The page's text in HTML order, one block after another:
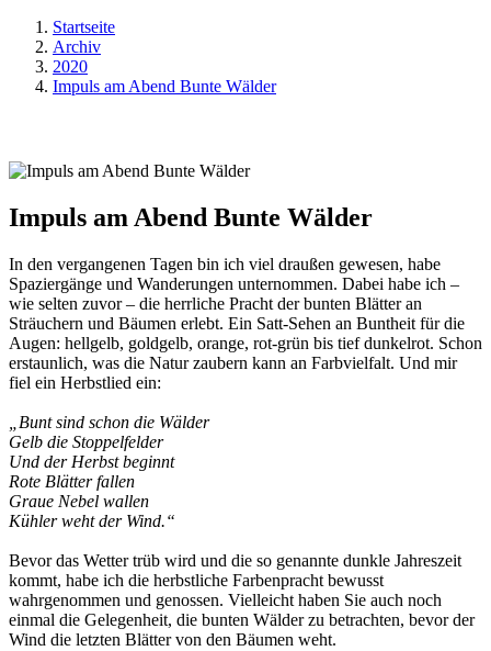
Startseite
Archiv
2020
Impuls am Abend Bunte Wälder
Impuls am Abend Bunte Wälder
In den vergangenen Tagen bin ich viel draußen gewesen, habe
Spaziergänge und Wanderungen unternommen. Dabei habe ich –
wie selten zuvor – die herrliche Pracht der bunten Blätter an
Sträuchern und Bäumen erlebt. Ein Satt-Sehen an Buntheit für die
Augen: hellgelb, goldgelb, orange, rot-grün bis tief dunkelrot. Schon
erstaunlich, was die Natur zaubern kann an Farbvielfalt. Und mir
fiel ein Herbstlied ein:
„Bunt sind schon die Wälder
Gelb die Stoppelfelder
Und der Herbst beginnt
Rote Blätter fallen
Graue Nebel wallen
Kühler weht der Wind.“
Bevor das Wetter trüb wird und die so genannte dunkle Jahreszeit
kommt, habe ich die herbstliche Farbenpracht bewusst
wahrgenommen und genossen. Vielleicht haben Sie auch noch
einmal die Gelegenheit, die bunten Wälder zu betrachten, bevor der
Wind die letzten Blätter von den Bäumen weht.